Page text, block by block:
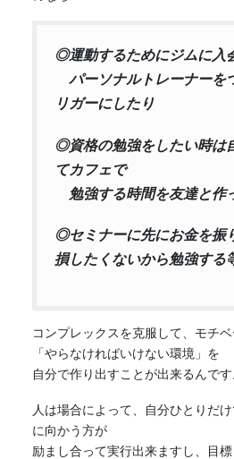
◎運動するためにジムに入
パーソナルトレーナーを
リガーにしたり
◎資格の勉強をしたい時は
てカフェで
勉強する時間を友達と作
◎セミナーに先にお金を振
損したくないから勉強する
コンプレックスを克服して、モチ
「やらなければいけない環境」を
自分で作り出すことが出来るんです
人は場合によって、自分ひとりだ
に向かう方が
励まし合って実行出来ますし、目